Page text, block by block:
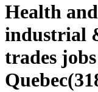
Health
industrial
trades
Quebec(